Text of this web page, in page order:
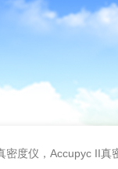
密度仪，Accupyc II真